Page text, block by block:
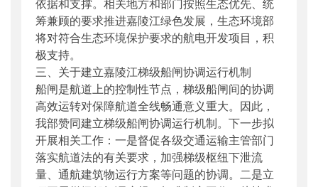
依据和支撑。相关地方和部门按照生态优先、统
筹兼顾的要求推进嘉陵江绿色发展，生态环境部
将对符合生态环境保护要求的航电开发项目，积
极支持。
三、关于建立嘉陵江梯级船闸协调运行机制
船闸是航道上的控制性节点，梯级船闸间的协调
高效运转对保障航道全线畅通意义重大。因此，
我部赞同建立梯级船闸协调运行机制。下一步拟
开展相关工作：一是督促各级交通运输主管部门
落实航道法的有关要求，加强梯级枢纽下泄流
量、通航建筑物运行方案等问题的协调。二是立